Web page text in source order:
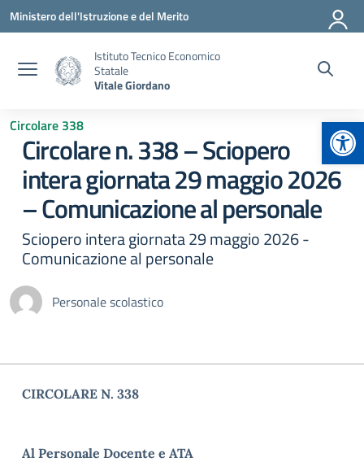
Vai ai contenuti
Vai al menu di navigazione
Vai al footer
Ministero dell'Istruzione e del Merito
Istituto Tecnico Economico
Statale
Vitale Giordano
Circolare 338
Circolare n. 338 – Sciopero
intera giornata 29 maggio 2026
– Comunicazione al personale
Sciopero intera giornata 29 maggio 2026 -
Comunicazione al personale
Personale scolastico
CIRCOLARE N. 338
Al Personale Docente e ATA